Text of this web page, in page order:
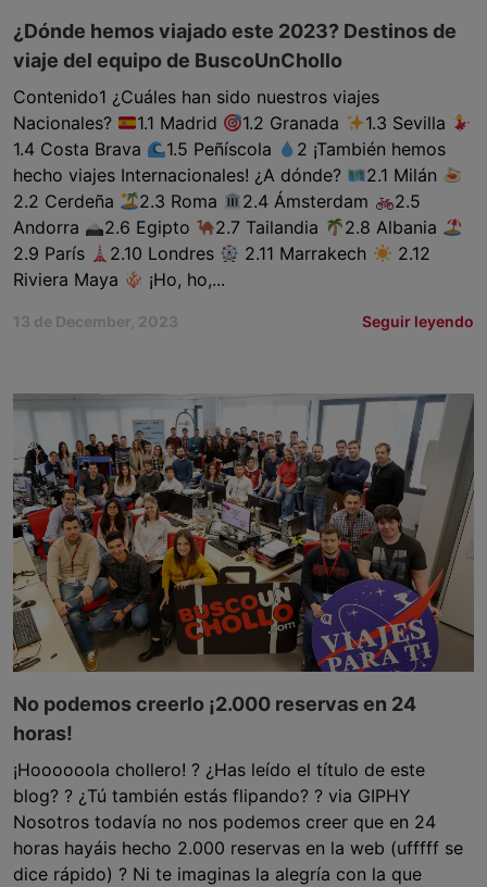
¿Dónde hemos viajado este 2023? Destinos de
viaje del equipo de BuscoUnChollo
Contenido1 ¿Cuáles han sido nuestros viajes
Nacionales?
1.1 Madrid 1.2 Granada
1.3 Sevilla
1.4 Costa Brava
1.5 Peñíscola
2 ¡También hemos
hecho viajes Internacionales! ¿A dónde?
2.1 Milán
2.2 Cerdeña
2.3 Roma 2.4 Ámsterdam
2.5
Andorra
2.6 Egipto 2.7 Tailandia
2.8 Albania
2.9 París
2.10 Londres 2.11 Marrakech
2.12
Riviera Maya
¡Ho, ho,...
13 de December, 2023 Seguir leyendo
No podemos creerlo ¡2.000 reservas en 24
horas!
¡Hoooooola chollero! ? ¿Has leído el título de este
blog? ? ¿Tú también estás flipando? ? via GIPHY
Nosotros todavía no nos podemos creer que en 24
horas hayáis hecho 2.000 reservas en la web (ufffff se
dice rápido) ? Ni te imaginas la alegría con la que